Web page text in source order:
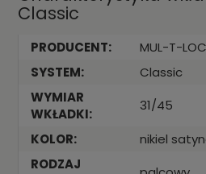
Classic
PRODUCENT:
MUL-T-
SYSTEM:
Classic
WYMIAR
WKŁADKI:
31/45
KOLOR:
nikiel
RODZAJ